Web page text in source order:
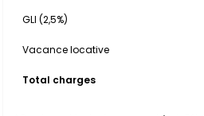
GLI (2,5%)
Vacance locative
Total charges